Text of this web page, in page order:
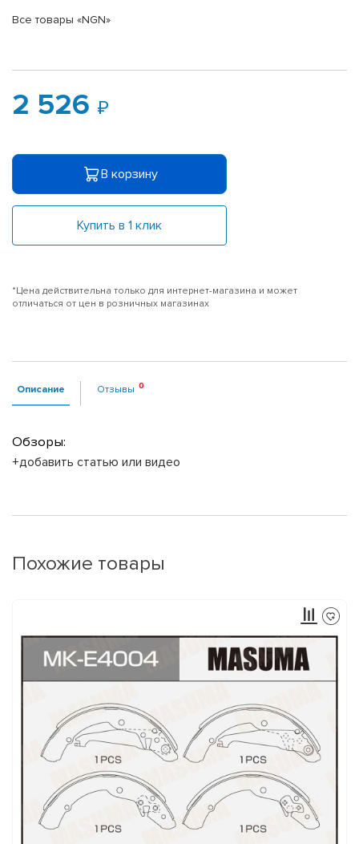
Все товары «NGN»
2 526
В корзину
Купить в 1 клик
*Цена действительна только для интернет-магазина и может
отличаться от цен в розничных магазинах
Описание Отзывы
Обзоры:
+добавить статью или видео
Похожие товары